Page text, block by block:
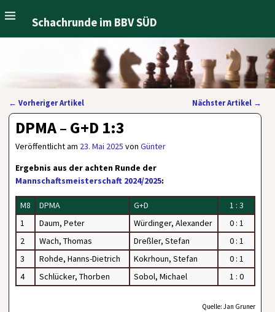
Schachrunde im BBV SÜD
Artikelnavigation
← Vorheriger Artikel Nächster Artikel →
DPMA – G+D 1:3
Veröffentlicht am 23. Mai 2025 vonGünter
Ergebnis aus der achten Runde der
Mannschaftsmeisterschaft 2024/2025:
M8 DPMA G+D
1 : 3
1
Daum, Peter Würdinger, Alexander
0 : 1
2
Wach, Thomas Dreßler, Stefan
0 : 1
3
Rohde, Hanns-Dietrich Kokrhoun, Stefan
0 : 1
4
Schlücker, Thorben Sobol, Michael 1 : 0
Quelle: Jan Gruner